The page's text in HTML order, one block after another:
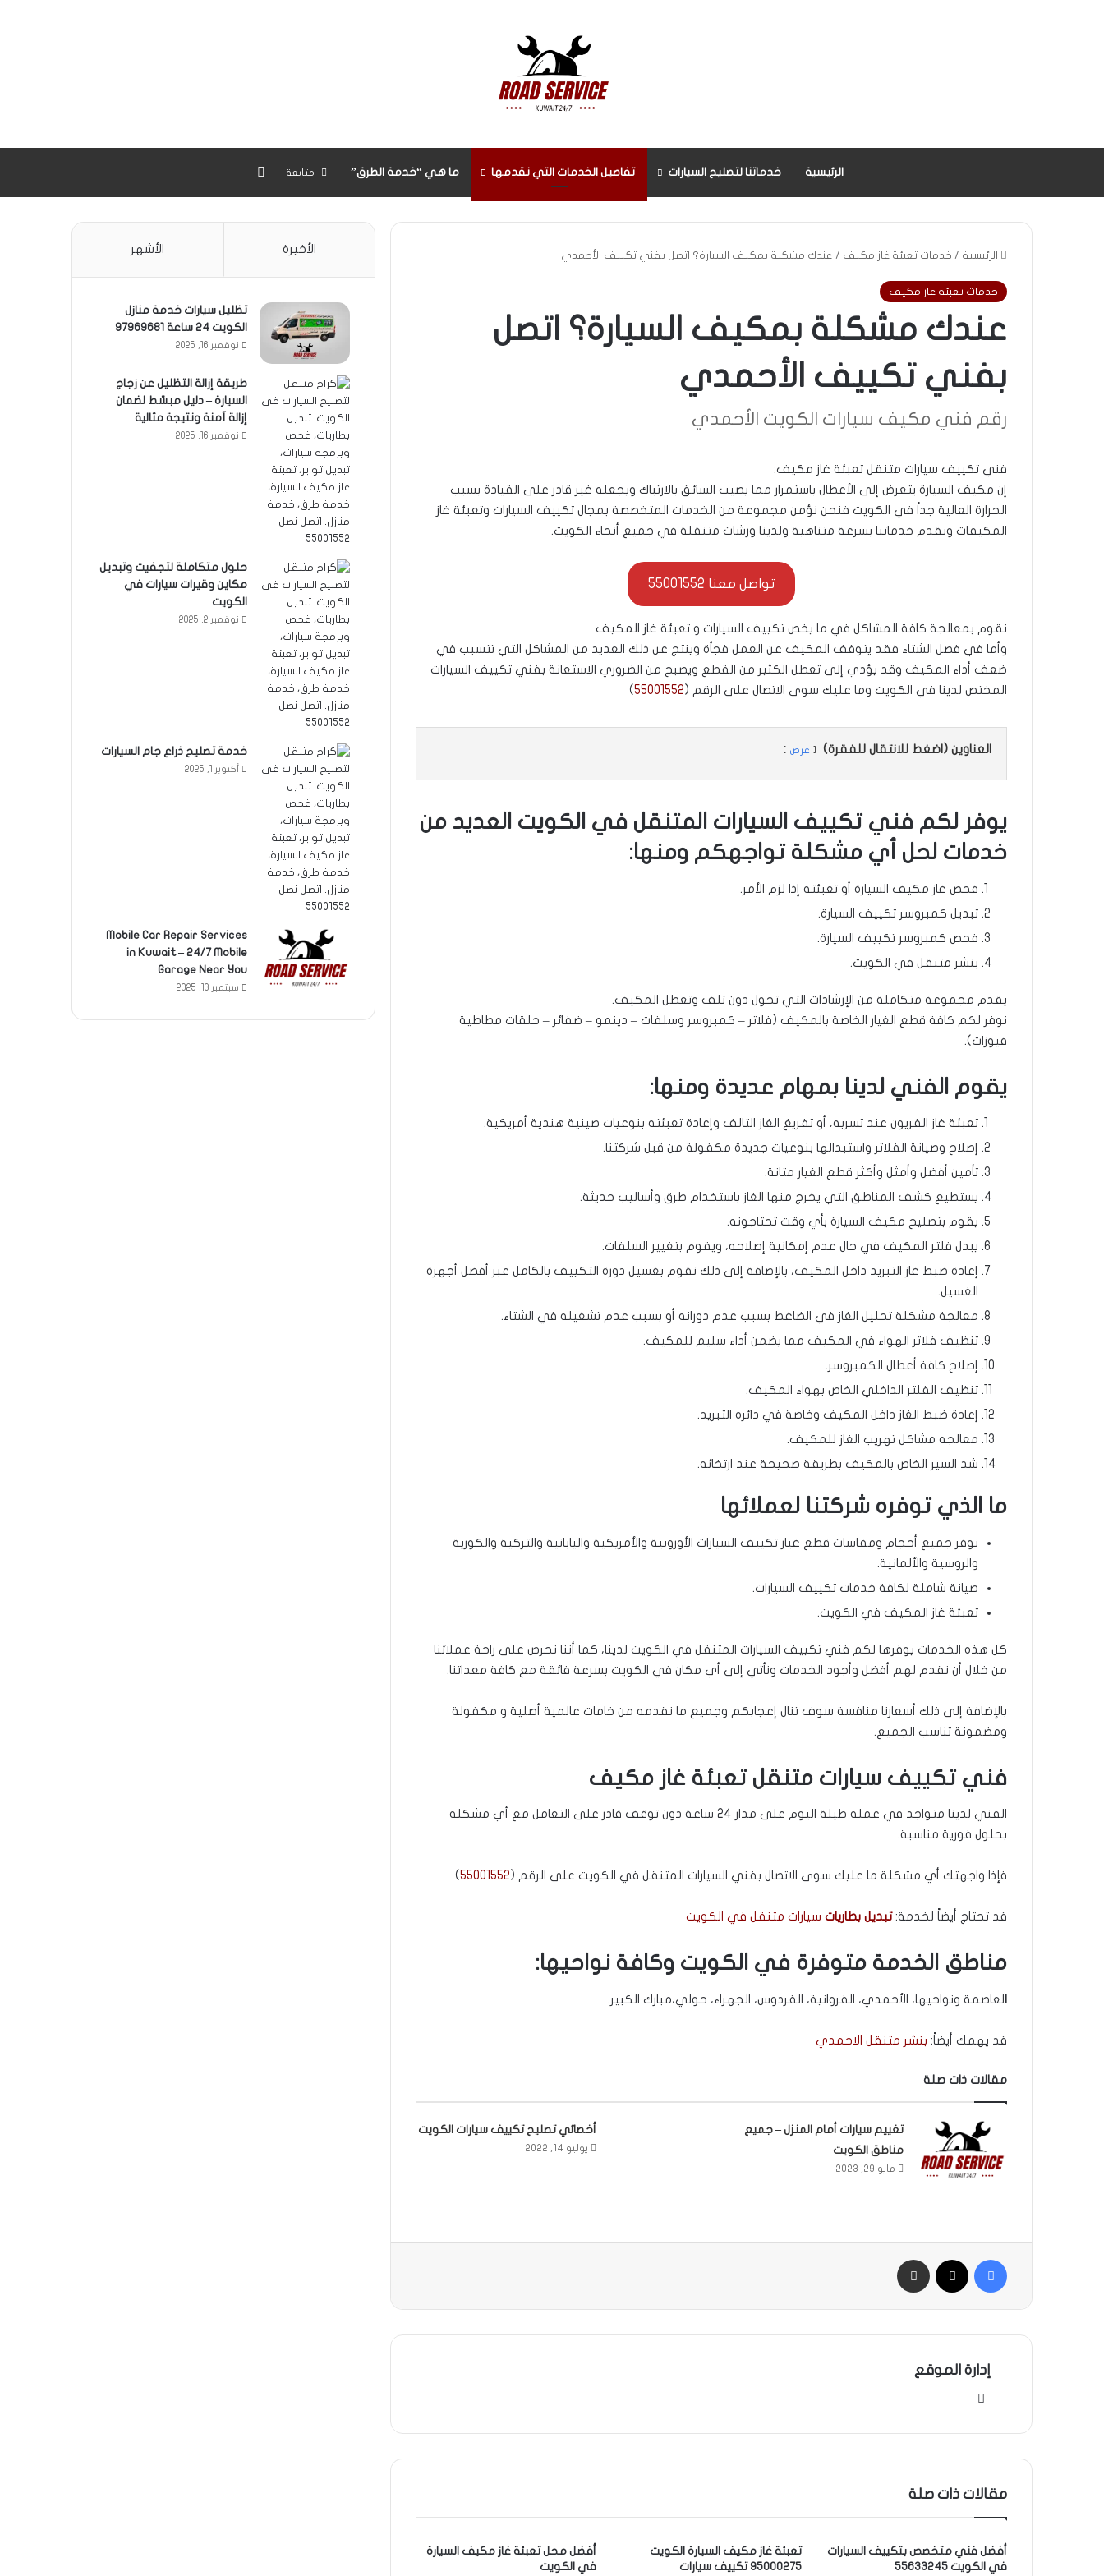
الرئيسية خدماتنا لتصليح السيارات تفاصيل الخدمات التي نقدمها ما هي “خدمة الطرق” متابعة
الرئيسية / خدمات تعبئة غاز مكيف / عندك مشكلة بمكيف السيارة؟ اتصل بفني تكييف الأحمدي
خدمات تعبئة غاز مكيف
عندك مشكلة بمكيف السيارة؟ اتصل
بفني تكييف الأحمدي
رقم فني مكيف سيارات الكويت الأحمدي
فني تكييف سيارات متنقل تعبئة غاز مكيف:
إن مكيف السيارة يتعرض إلى الأعطال باستمرار مما يصيب السائق بالارتباك ويجعله غير قادر على القيادة بسبب
الحرارة العالية جداً في الكويت فنحن نؤمن مجموعة من الخدمات المتخصصة بمجال تكييف السيارات وتعبئة غاز
المكيفات ونقدم خدماتنا بسرعة متناهية ولدينا ورشات متنقلة في جميع أنحاء الكويت.
تواصل معنا 55001552
نقوم بمعالجة كافة المشاكل في ما يخص تكييف السيارات و تعبئة غاز المكيف
وأما في فصل الشتاء فقد يتوقف المكيف عن العمل فجأة وينتج عن ذلك العديد من المشاكل التي تتسبب في
ضعف أداء المكيف وقد يؤدي إلى تعطل الكثير من القطع ويصبح من الضروري الاستعانة بفني تكييف السيارات
المختص لدينا في الكويت وما عليك سوى الاتصال على الرقم (55001552
)
العناوين (اضغط للانتقال للفقرة) عرض
يوفر لكم فني تكييف السيارات المتنقل في الكويت العديد من
خدمات لحل أي مشكلة تواجهكم ومنها:
فحص غاز مكيف السيارة أو تعبئته إذا لزم الأمر.
تبديل كمبروسر تكييف السيارة.
فحص كمبروسر تكييف السيارة.
بنشر متنقل في الكويت.
يقدم مجموعة متكاملة من الإرشادات التي تحول دون تلف وتعطل المكيف.
نوفر لكم كافة قطع الغيار الخاصة بالمكيف (فلاتر – كمبروسر وسلفات – دينمو – ضفائر – حلقات مطاطية
فيوزات).
يقوم الفني لدينا بمهام عديدة ومنها:
تعبئة غاز الفريون عند تسربه، أو تفريغ الغاز التالف وإعادة تعبئته بنوعيات صينية هندية أمريكية.
إصلاح وصيانة الفلاتر واستبدالها بنوعيات جديدة مكفولة من قبل شركتنا.
تأمين أفضل وأمثل وأكثر قطع الغيار متانة.
يستطيع كشف المناطق التي يخرج منها الغاز باستخدام طرق وأساليب حديثة.
يقوم بتصليح مكيف السيارة بأي وقت تحتاجونه.
يبدل فلتر المكيف في حال عدم إمكانية إصلاحه، ويقوم بتغيير السلفات.
إعادة ضبط غاز التبريد داخل المكيف، بالإضافة إلى ذلك نقوم بغسيل دورة التكييف بالكامل عبر أفضل أجهزة
الغسيل.
معالجة مشكلة تحليل الغاز في الضاغط بسبب عدم دورانه أو بسبب عدم تشغيله في الشتاء.
تنظيف فلاتر الهواء في المكيف مما يضمن أداء سليم للمكيف.
إصلاح كافة أعطال الكمبروسر.
تنظيف الفلتر الداخلي الخاص بهواء المكيف.
إعادة ضبط الغاز داخل المكيف وخاصة في دائره التبريد.
معالجه مشاكل تهريب الغاز للمكيف.
شد السير الخاص بالمكيف بطريقة صحيحة عند ارتخائه.
ما الذي توفره شركتنا لعملائها
نوفر جميع أحجام ومقاسات قطع غيار تكييف السيارات الأوروبية والأمريكية واليابانية والتركية والكورية
والروسية والألمانية.
صيانة شاملة لكافة خدمات تكييف السيارات.
تعبئة غاز المكيف في الكويت.
كل هذه الخدمات يوفرها لكم فني تكييف السيارات المتنقل في الكويت لدينا، كما أننا نحرص على راحة عملائنا
من خلال أن نقدم لهم أفضل وأجود الخدمات ونأتي إلى أي مكان في الكويت بسرعة فائقة مع كافة معداتنا.
بالإضافة إلى ذلك أسعارنا منافسة سوف تنال إعجابكم وجميع ما نقدمه من خامات عالمية أصلية و مكفولة
ومضمونة تناسب الجميع.
فني تكييف سيارات متنقل تعبئة غاز مكيف
الفني لدينا متواجد في عمله طيلة اليوم على مدار 24 ساعة دون توقف قادر على التعامل مع أي مشكله
بحلول فورية مناسبة.
فإذا واجهتك أي مشكلة ما عليك سوى الاتصال بفني السيارات المتنقل في الكويت على الرقم (55001552
)
قد تحتاج أيضاً لخدمة:تبديل بطاريات سيارات متنقل في الكويت
مناطق الخدمة متوفرة في الكويت وكافة نواحيها:
لعاصمة ونواحيها، الأحمدي، الفروانية، الفردوس، الجهراء، حولي،مبارك الكبير.
قد يهمك أيضاً: بنشر متنقل الاحمدي
مقالات ذات صلة
تغييم سيارات أمام المنزل – جميع
مناطق الكويت
مايو 29, 2023
أخصائي تصليح تكييف سيارات الكويت
يوليو 14, 2022
فيسبوك
إدارة الموقع
مقالات ذات صلة
أفضل فني متخصص بتكييف السيارات
في الكويت 55633245
تعبئة غاز مكيف السيارة الكويت
95000275 تكييف سيارات
أفضل محل تعبئة غاز مكيف السيارة
في الكويت
الأخيرة الأشهر
تظليل سيارات خدمة منازل
الكويت 24 ساعة 97969681
نوفمبر 16, 2025
طريقة إزالة التظليل عن زجاج
السيارة – دليل مبسّط لضمان
إزالة آمنة ونتيجة مثالية
نوفمبر 16, 2025
حلول متكاملة لتجفيت وتبديل
مكاين وقيرات سيارات في
الكويت
نوفمبر 2, 2025
خدمة تصليح ذراع جام السيارات
أكتوبر 1, 2025
Mobile Car Repair Services
in Kuwait – 24/7 Mobile
Garage Near You
سبتمبر 13, 2025